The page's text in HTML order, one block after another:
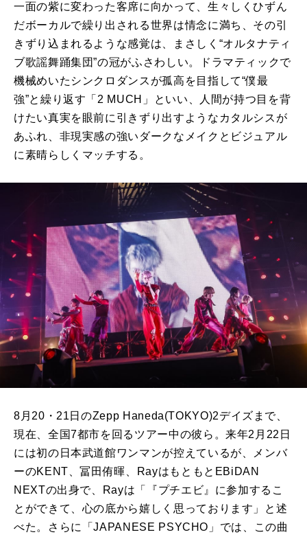
一面の紫に変わった客席に向かって、生々しくひずん
だボーカルで繰り出される世界は情念に満ち、その引
きずり込まれるような感覚は、まさしく“オルタナティ
ブ歌謡舞踊集団”の冠がふさわしい。ドラマティックで
機械めいたシンクロダンスが孤高を目指して“僕最
強”と繰り返す「 2 MUCH 」といい、人間が持つ目を背
けたい真実を眼前に引きずり出すようなカタルシスが
あふれ、非現実感の強いダークなメイクとビジュアル
に素晴らしくマッチする。
8月 20 ・ 21 日のZepp Haneda(TOKYO)2デイズまで、
現在、全国7都市を回るツアー中の彼ら。来年2 月 22 日
には初の日本武道館ワンマンが控えているが、メンバ
ーのKENT 、冨田侑暉、 Rayはもともと EBiDAN
NEXTの出身で、 Rayは「『プチエビ』に参加するこ
とができて、心の底から嬉しく思っております」と述
べた。さらに「JAPANESE PSYCHO 」では、この曲